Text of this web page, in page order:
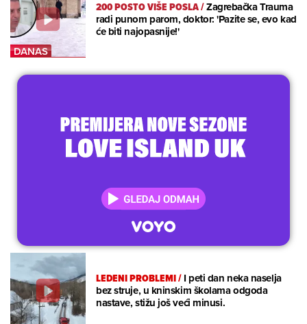
200 POSTO VIŠE POSLA/Zagrebačka Trauma
radi punom parom, doktor: 'Pazite se, evo kad
će biti najopasnije!'
LEDENI PROBLEMI/I peti dan neka naselja
bez struje, u kninskim školama odgoda
nastave, stižu još veći minusi.